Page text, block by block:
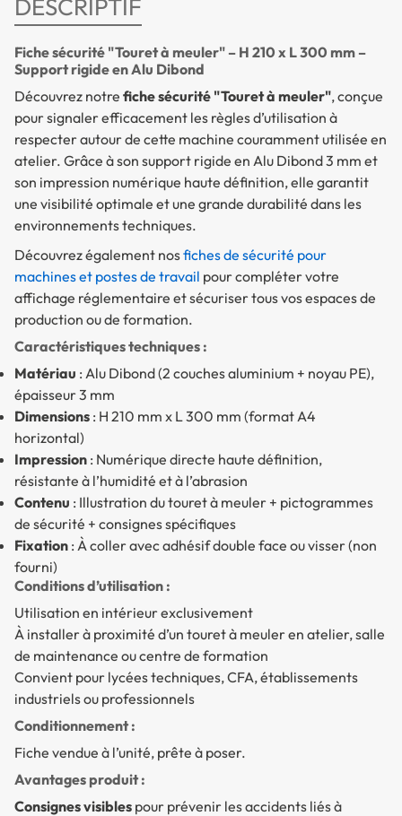
DESCRIPTIF
Fiche sécurité "Touret à meuler" – H 210 x L 300 mm –
Support rigide en Alu Dibond
Découvrez notre fiche sécurité "Touret à meuler", conçue
pour signaler efficacement les règles d’utilisation à
respecter autour de cette machine couramment utilisée en
atelier. Grâce à son support rigide en Alu Dibond 3 mm et
son impression numérique haute définition, elle garantit
une visibilité optimale et une grande durabilité dans les
environnements techniques.
Découvrez également nosfiches de sécurité pour
machines et postes de travail pour compléter votre
affichage réglementaire et sécuriser tous vos espaces de
production ou de formation.
Caractéristiques techniques :
Matériau : Alu Dibond (2 couches aluminium + noyau PE),
épaisseur 3 mm
Dimensions : H 210 mm x L 300 mm (format A4
horizontal)
Impression : Numérique directe haute définition,
résistante à l’humidité et à l’abrasion
Contenu : Illustration du touret à meuler + pictogrammes
de sécurité + consignes spécifiques
Fixation : À coller avec adhésif double face ou visser (non
fourni)
Conditions d’utilisation :
Utilisation en intérieur exclusivement
À installer à proximité d’un touret à meuler en atelier, salle
de maintenance ou centre de formation
Convient pour lycées techniques, CFA, établissements
industriels ou professionnels
Conditionnement :
Fiche vendue à l’unité, prête à poser.
Avantages produit :
Consignes visibles pour prévenir les accidents liés à